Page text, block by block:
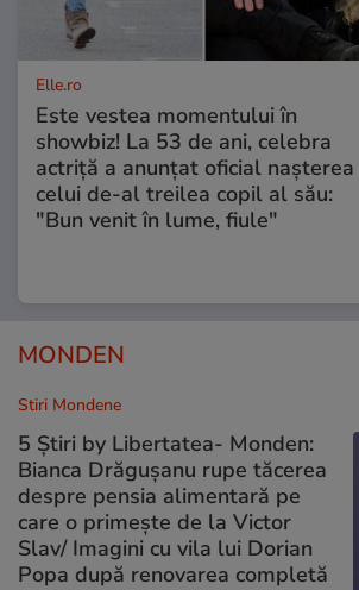
Elle.ro
Este vestea momentului în
showbiz! La 53 de ani, celebra
actriță a anunțat oficial nașterea
celui de-al treilea copil al său:
"Bun venit în lume, fiule"
MONDEN
Stiri Mondene
5 Știri by Libertatea- Monden:
Bianca Drăgușanu rupe tăcerea
despre pensia alimentară pe
care o primește de la Victor
Slav/ Imagini cu vila lui Dorian
Popa după renovarea completă